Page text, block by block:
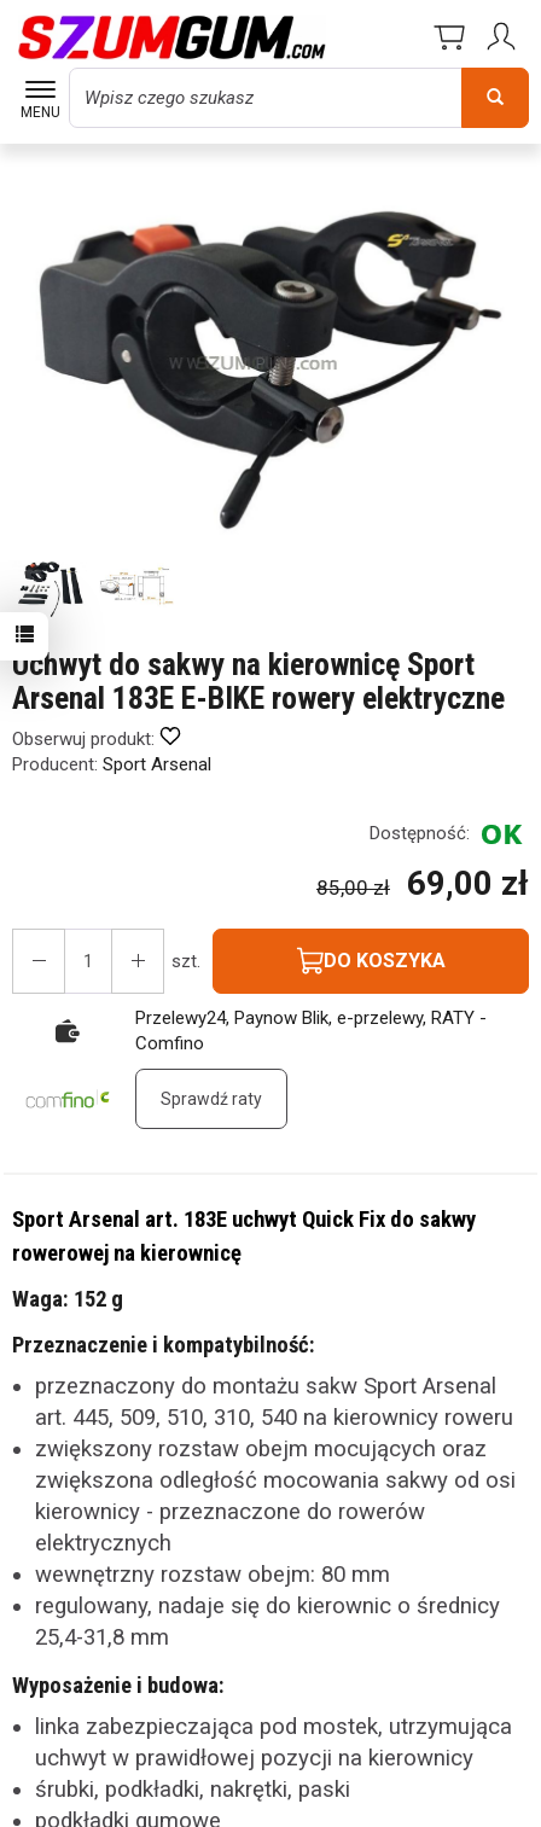
MENU
Wyszukaj
Uchwyt do sakwy na kierownicę Sport
Arsenal 183E E-BIKE rowery elektryczne
Obserwuj produkt:
Producent: Sport Arsenal
Dostępność:
85,00 zł 69,00 zł
szt. DO KOSZYKA
Przelewy24, Paynow Blik, e-przelewy, RATY -
Comfino
Sprawdź raty
Sport Arsenal art. 183E uchwyt Quick Fix do sakwy
rowerowej na kierownicę
Waga: 152 g
Przeznaczenie i kompatybilność:
przeznaczony do montażu sakw Sport Arsenal
art. 445, 509, 510, 310, 540 na kierownicy roweru
zwiększony rozstaw obejm mocujących oraz
zwiększona odległość mocowania sakwy od osi
kierownicy - przeznaczone do rowerów
elektrycznych
wewnętrzny rozstaw obejm: 80 mm
regulowany, nadaje się do kierownic o średnicy
25,4-31,8 mm
Wyposażenie i budowa:
linka zabezpieczająca pod mostek, utrzymująca
uchwyt w prawidłowej pozycji na kierownicy
śrubki, podkładki, nakrętki, paski
podkładki gumowe